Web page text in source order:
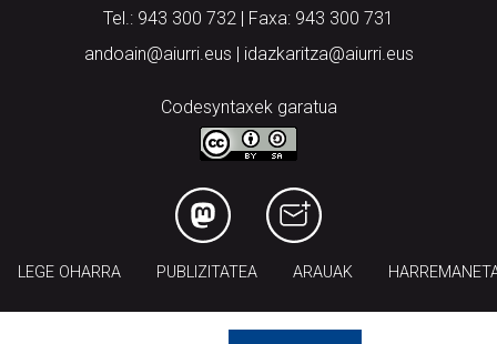
Tel.: 943 300 732 | Faxa: 943 300 731
andoain@aiurri.eus | idazkaritza@aiurri.eus
Codesyntaxek garatua
LEGE OHARRA PUBLIZITATEA ARAUAK